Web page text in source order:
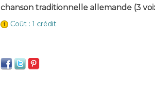
chanson traditionnelle allemande (3
Coût : 1 crédit